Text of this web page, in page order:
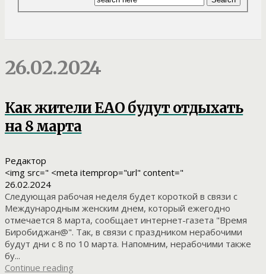
26.02.2024
Как жители ЕАО будут отдыхать
на 8 марта
Редактор
<img src=" <meta itemprop="url" content="
26.02.2024
Следующая рабочая неделя будет короткой в связи с
Международным женским днем, который ежегодно
отмечается 8 марта, сообщает интернет-газета "Время
Биробиджан@". Так, в связи с праздником нерабочими
будут дни с 8 по 10 марта. Напомним, нерабочими также
бу...
Continue reading